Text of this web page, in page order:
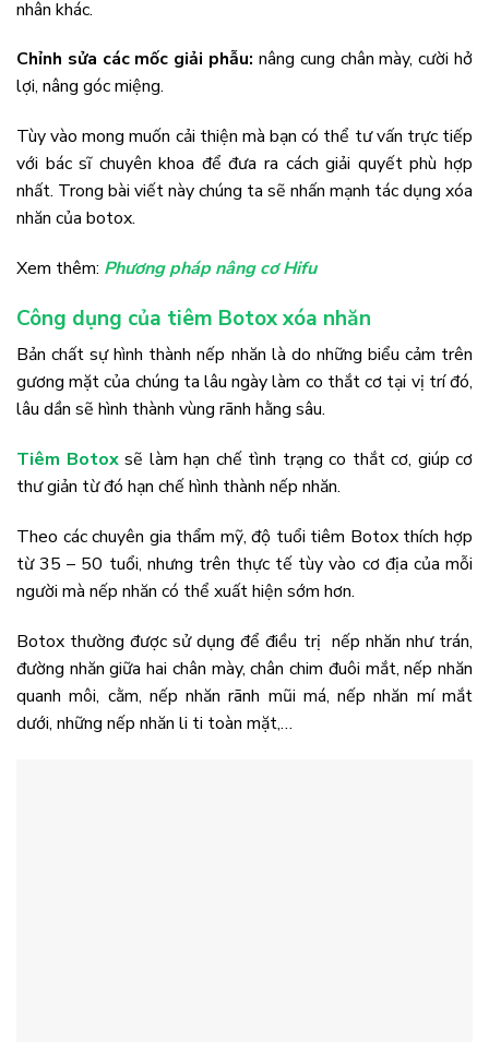
nhân khác.
Chỉnh sửa các mốc giải phẫu: nâng cung chân mày, cười hở
lợi, nâng góc miệng.
Tùy vào mong muốn cải thiện mà bạn có thể tư vấn trực tiếp
với bác sĩ chuyên khoa để đưa ra cách giải quyết phù hợp
nhất. Trong bài viết này chúng ta sẽ nhấn mạnh tác dụng xóa
nhăn của botox.
Xem thêm: Phương pháp nâng cơ Hifu
Công dụng của tiêm Botox xóa nhăn
Bản chất sự hình thành nếp nhăn là do những biểu cảm trên
gương mặt của chúng ta lâu ngày làm co thắt cơ tại vị trí đó,
lâu dần sẽ hình thành vùng rãnh hằng sâu.
Tiêm Botoxsẽ làm hạn chế tình trạng co thắt cơ, giúp cơ
thư giản từ đó hạn chế hình thành nếp nhăn.
Theo các chuyên gia thẩm mỹ, độ tuổi tiêm Botox thích hợp
từ 35 – 50 tuổi, nhưng trên thực tế tùy vào cơ địa của mỗi
người mà nếp nhăn có thể xuất hiện sớm hơn.
Botox thường được sử dụng để điều trị nếp nhăn như trán,
đường nhăn giữa hai chân mày, chân chim đuôi mắt, nếp nhăn
quanh môi, cằm, nếp nhăn rãnh mũi má, nếp nhăn mí mắt
dưới, những nếp nhăn li ti toàn mặt,…